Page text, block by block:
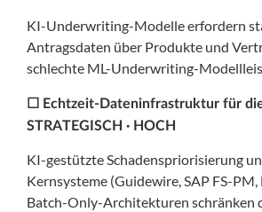
KI-Underwriting-Modelle erfordern
Antragsdaten über Produkte und
schlechte ML-Underwriting-
☐ Echtzeit-Dateninfrastruktur für
STRATEGISCH · HOCH
KI-gestützte Schadenspriorisierung
Kernsysteme (Guidewire, SAP FS-
Batch-Only-Architekturen schränken